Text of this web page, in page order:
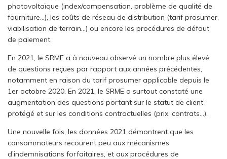
photovoltaïque (index/compensation, problème de qualité de
fourniture…), les coûts de réseau de distribution (tarif prosumer,
viabilisation de terrain…) ou encore les procédures de défaut
de paiement.
En 2021, le SRME a à nouveau observé un nombre plus élevé
de questions reçues par rapport aux années précédentes,
notamment en raison du tarif prosumer applicable depuis le
1er octobre 2020. En 2021, le SRME a surtout constaté une
augmentation des questions portant sur le statut de client
protégé et sur les conditions contractuelles (prix, contrats…).
Une nouvelle fois, les données 2021 démontrent que les
consommateurs recourent peu aux mécanismes
d’indemnisations forfaitaires, et aux procédures de